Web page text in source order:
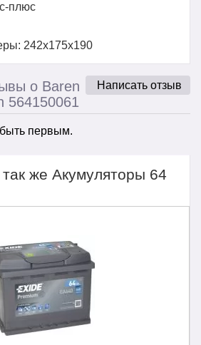
плюс
242x175x190
Написать отзыв
о Baren
564150061
первым.
же Акумуляторы 64